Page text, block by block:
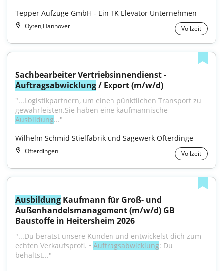
Tepper Aufzüge GmbH - Ein TK Elevator Unternehmen
Oyten,Hannover Vollzeit
Auftragsabwicklung / Export (m/w/d)
"...Logistikpartnern, um einen pünktlichen Transport zu
Ausbildung..."
Wilhelm Schmid Stielfabrik und Sägewerk Ofterdinge
Ofterdingen Vollzeit
Ausbildung Kaufmann für Groß- und
Außenhandelsmanagement (m/w/d) GB
Baustoffe in Heitersheim 2026
"...Du berätst unsere Kunden und entwickelst dich zum
echten Verkaufsprofi. • Auftragsabwicklung: Du
behältst..."